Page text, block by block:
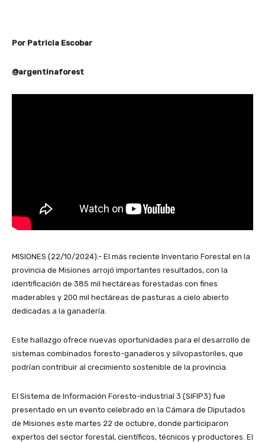
Por Patricia Escobar
@argentinaforest
MISIONES (22/10/2024).- El más reciente Inventario Forestal en la
provincia de Misiones arrojó importantes resultados, con la
identificación de 385 mil hectáreas forestadas con fines
maderables y 200 mil hectáreas de pasturas a cielo abierto
dedicadas a la ganadería.
Este hallazgo ofrece nuevas oportunidades para el desarrollo de
sistemas combinados foresto-ganaderos y silvopastoriles, que
podrían contribuir al crecimiento sostenible de la provincia.
El Sistema de Información Foresto-industrial 3 (SIFIP3) fue
presentado en un evento celebrado en la Cámara de Diputados
de Misiones este martes 22 de octubre, donde participaron
expertos del sector forestal, científicos, técnicos y productores. El